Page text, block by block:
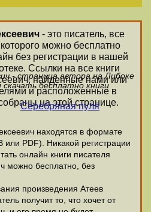
- это писатель, все
можно бесплатно
без регистрации в нашей
Ссылки на все книги
найденные нами или
и расположенные в
на этой странице.
- страница автора на Либоке
бесплатно книги
Серебряная пуля
находятся в формате
PDF). Никакой регистрации
онлайн книги писателя
можно бесплатно, без
произведения Атеев
получит то, что хочет от